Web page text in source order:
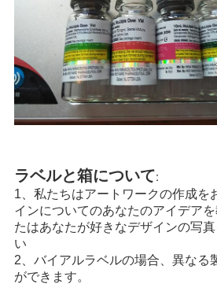
ラベルと箱について:
1、私たちはアートワークの作成を
インについてのあなたのアイデア
たはあなたが好きなデザインの写
い
2、バイアルラベルの場合、異なる
ができます。